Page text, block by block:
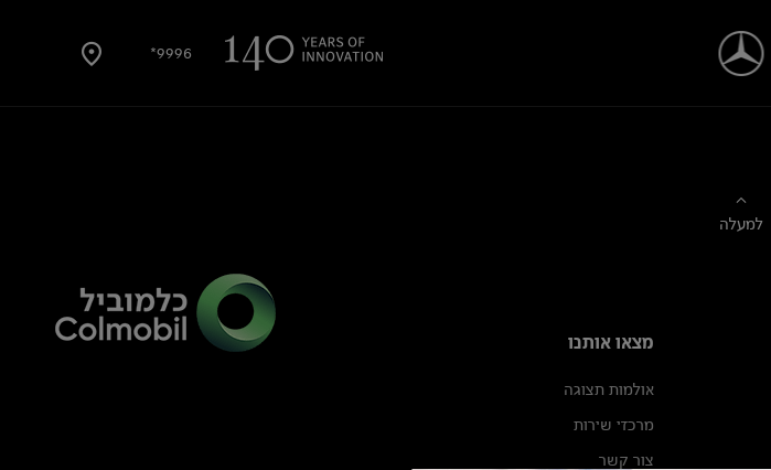
9996*
למעלה
מצאו אותנו
אולמות תצוגה
מרכזי שירות
צור קשר